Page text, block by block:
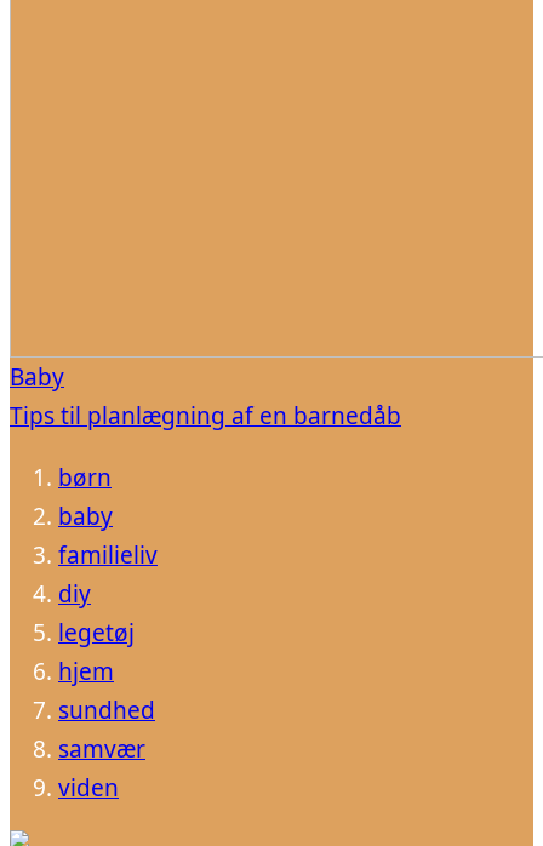
Baby
Tips til planlægning af en barnedåb
børn
baby
familieliv
diy
legetøj
hjem
sundhed
samvær
viden